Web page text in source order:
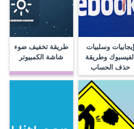
إيجابيات وسلبيات
الفيسبوك وطريقة
حذف الحساب
طريقة تخفيف ضوء
شاشة الكمبيوتر